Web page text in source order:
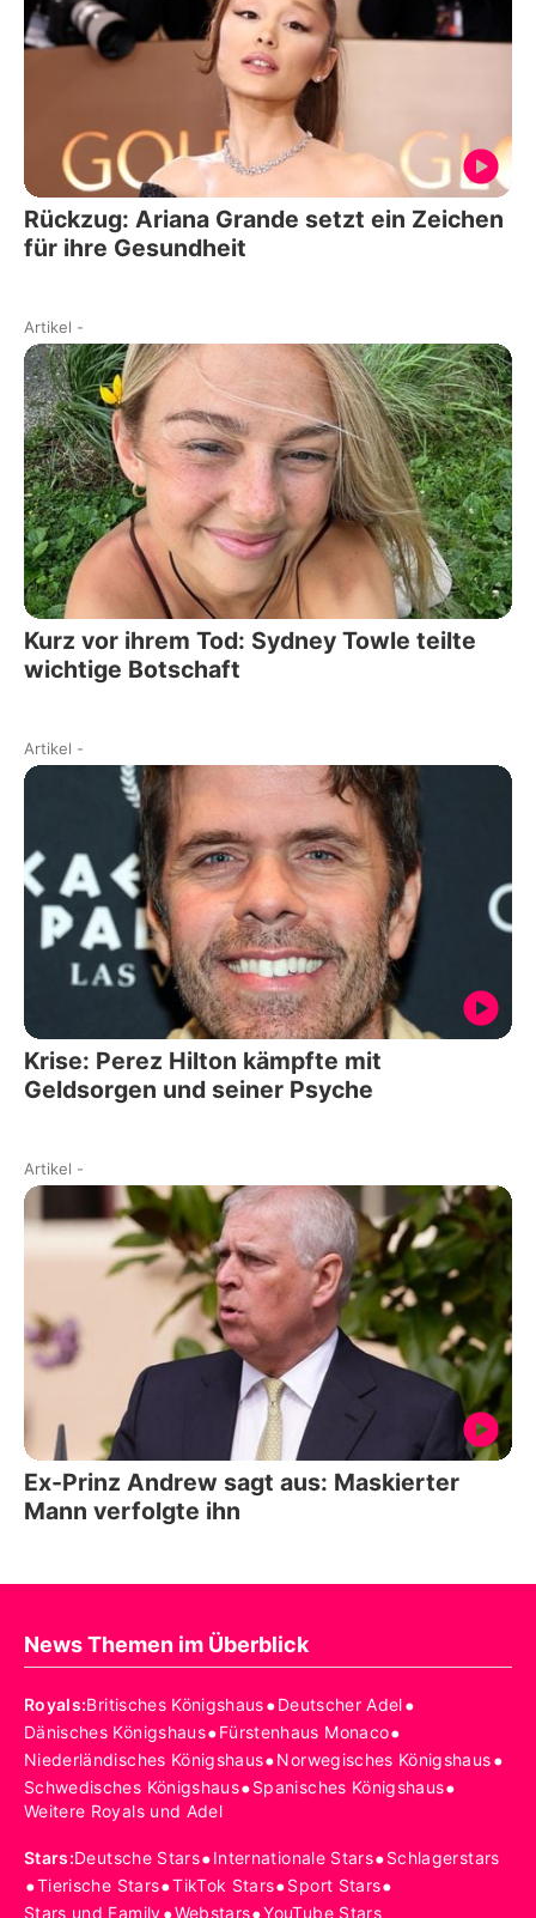
Rückzug: Ariana Grande setzt ein Zeichen
für ihre Gesundheit
Artikel -
Kurz vor ihrem Tod: Sydney Towle teilte
wichtige Botschaft
Artikel -
Krise: Perez Hilton kämpfte mit
Geldsorgen und seiner Psyche
Artikel -
Ex-Prinz Andrew sagt aus: Maskierter
Mann verfolgte ihn
News Themen im Überblick
Royals:Britisches Königshaus•Deutscher Adel•
Dänisches Königshaus•Fürstenhaus Monaco•
Niederländisches Königshaus•Norwegisches Königshaus•
Schwedisches Königshaus•Spanisches Königshaus•
Weitere Royals und Adel
Stars:Deutsche Stars•Internationale Stars•Schlagerstars
•Tierische Stars•TikTok Stars•Sport Stars•
Stars und Family Webstars YouTube Stars